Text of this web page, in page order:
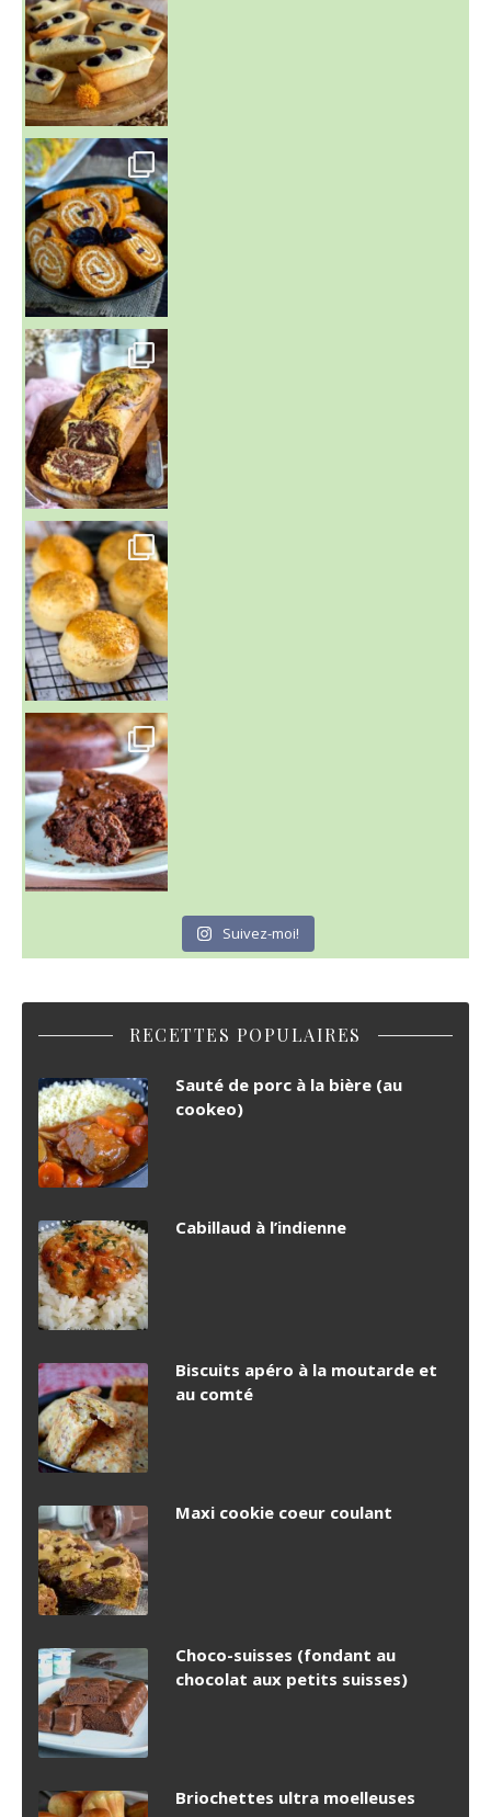
~ BUNS MAISON ~
Un peu de boulange par ici au
~ GÂTEAU FONDANT CHOCO NOISETTE ~
C'est lundi
Suivez-moi!
RECETTES POPULAIRES
Sauté de porc à la bière (au
cookeo)
Cabillaud à l’indienne
Biscuits apéro à la moutarde et
au comté
Maxi cookie coeur coulant
Choco-suisses (fondant au
chocolat aux petits suisses)
Briochettes ultra moelleuses